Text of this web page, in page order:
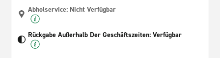
Abholservice: Nicht Verfügbar
Rückgabe Außerhalb Der Geschäftszeiten: Verfügbar